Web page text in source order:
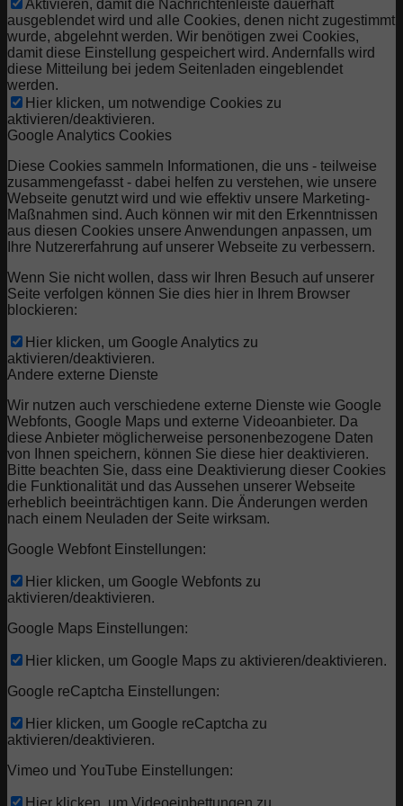
Aktivieren, damit die Nachrichtenleiste dauerhaft
ausgeblendet wird und alle Cookies, denen nicht zugestimmt
wurde, abgelehnt werden. Wir benötigen zwei Cookies,
damit diese Einstellung gespeichert wird. Andernfalls wird
diese Mitteilung bei jedem Seitenladen eingeblendet
werden.
Hier klicken, um notwendige Cookies zu
aktivieren/deaktivieren.
Google Analytics Cookies
Diese Cookies sammeln Informationen, die uns - teilweise
zusammengefasst - dabei helfen zu verstehen, wie unsere
Webseite genutzt wird und wie effektiv unsere Marketing-
Maßnahmen sind. Auch können wir mit den Erkenntnissen
aus diesen Cookies unsere Anwendungen anpassen, um
Ihre Nutzererfahrung auf unserer Webseite zu verbessern.
Wenn Sie nicht wollen, dass wir Ihren Besuch auf unserer
Seite verfolgen können Sie dies hier in Ihrem Browser
blockieren:
Hier klicken, um Google Analytics zu
aktivieren/deaktivieren.
Andere externe Dienste
Wir nutzen auch verschiedene externe Dienste wie Google
Webfonts, Google Maps und externe Videoanbieter. Da
diese Anbieter möglicherweise personenbezogene Daten
von Ihnen speichern, können Sie diese hier deaktivieren.
Bitte beachten Sie, dass eine Deaktivierung dieser Cookies
die Funktionalität und das Aussehen unserer Webseite
erheblich beeinträchtigen kann. Die Änderungen werden
nach einem Neuladen der Seite wirksam.
Google Webfont Einstellungen:
Hier klicken, um Google Webfonts zu
aktivieren/deaktivieren.
Google Maps Einstellungen:
Hier klicken, um Google Maps zu aktivieren/deaktivieren.
Google reCaptcha Einstellungen:
Hier klicken, um Google reCaptcha zu
aktivieren/deaktivieren.
Vimeo und YouTube Einstellungen: